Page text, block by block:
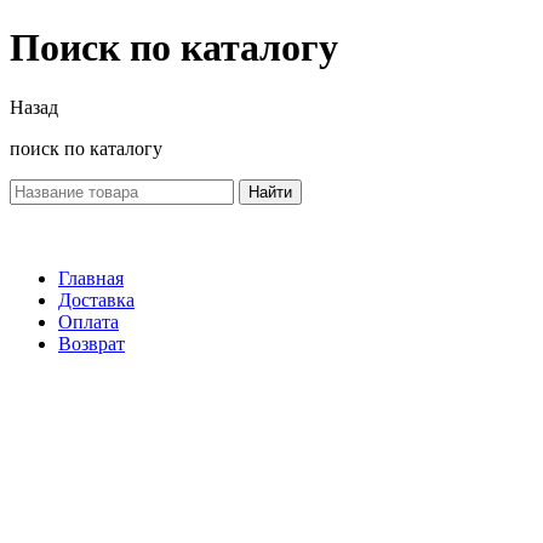
Поиск по каталогу
Назад
поиск по каталогу
Найти
Главная
Доставка
Оплата
Возврат